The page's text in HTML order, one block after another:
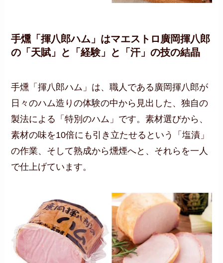
手燻「揮八郎ハム」はマエストロ廣岡揮八郎
の「天賦」と「経験」と「汗」の技の結晶
手燻「揮八郎ハム」は、職人である廣岡揮八郎が
日々のハム造りの体験の中から見出した、独自の
製法による「特別のハム」です。素材選びから、
素材の味を10倍にも引き立たせるという「塩漬」
の作業、そして熟成から燻煙へと、それらを一人
で仕上げています。